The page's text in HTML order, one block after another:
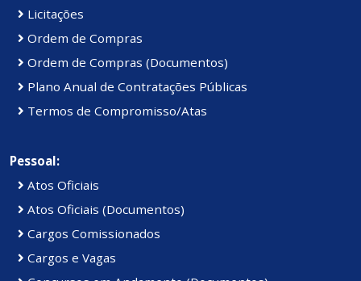
Licitações
Ordem de Compras
Ordem de Compras (Documentos)
Plano Anual de Contratações Públicas
Termos de Compromisso/Atas
Pessoal:
Atos Oficiais
Atos Oficiais (Documentos)
Cargos Comissionados
Cargos e Vagas